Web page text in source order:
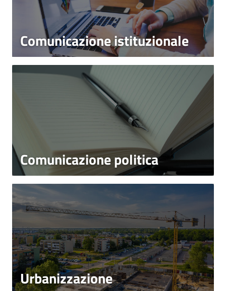
Comunicazione istituzionale
Comunicazione politica
Urbanizzazione